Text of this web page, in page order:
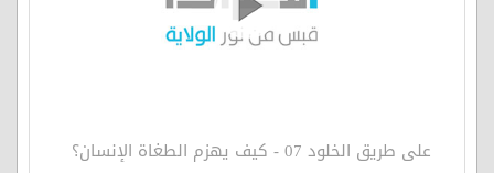
على طريق الخلود 07 - كيف يهزم الطغاة الإنسان؟